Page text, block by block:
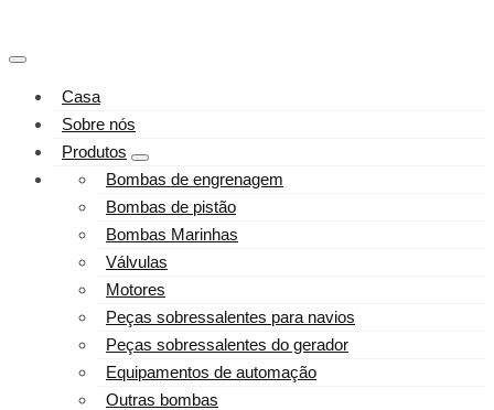
Casa
Sobre nós
Produtos
Bombas de engrenagem
Bombas de pistão
Bombas Marinhas
Válvulas
Motores
Peças sobressalentes para navios
Peças sobressalentes do gerador
Equipamentos de automação
Outras bombas